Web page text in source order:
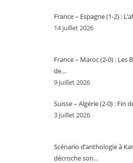
France – Espagne (1-2) :
14 juillet 2026
France – Maroc (2-0) :
de…
9 juillet 2026
Suisse – Algérie (2-0) : Fin
3 juillet 2026
Scénario d’anthologie à
décroche son…